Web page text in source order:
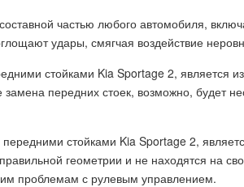
частью любого автомобиля,
удары, смягчая воздействие
стойками Kia Sportage 2, является
передних стоек, возможно, будет
стойками Kia Sportage 2,
геометрии и не находятся на
проблемам с рулевым управлением.